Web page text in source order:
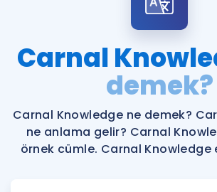
Şifremi Hatırlamıyorum
Remzi Hoca ile seni sınava hazırlayacak
bekliyor!
Katılımcı Görüşleri
Faydalı Araçlar
Ücretsiz Kaynaklar
Blog
İngilizce
Carnal
demek?
Carnal Knowledge ne demek?
ne anlama gelir? Carnal
örnek cümle. Carnal Knowledge